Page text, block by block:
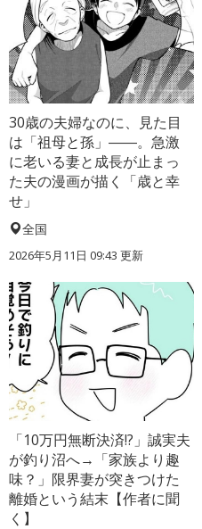
30歳の夫婦なのに、見た目
は「祖母と孫」――。急激
に老いる妻と成長が止まっ
た夫の漫画が描く「歳と幸
せ」
全国
2026年5月11日 09:43 更新
「10万円無断決済!?」誠実夫
が釣り沼へ→「家族より趣
味？」限界妻が突きつけた
離婚という結末【作者に聞
く】